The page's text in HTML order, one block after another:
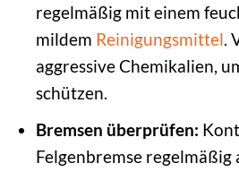
regelmäßig mit einem
mildem Reinigungsmittel.
aggressive Chemikalien,
schützen.
Bremsen überprüfen:
Felgenbremse